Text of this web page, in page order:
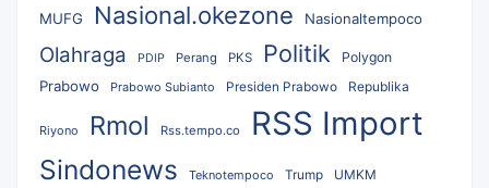
MUFG Nasional.okezone Nasionaltempoco
Olahraga PDIP Perang PKS Politik Polygon
Prabowo Prabowo Subianto Presiden Prabowo Republika
Riyono Rmol Rss.tempo.co RSS Import
Sindonews Teknotempoco Trump UMKM